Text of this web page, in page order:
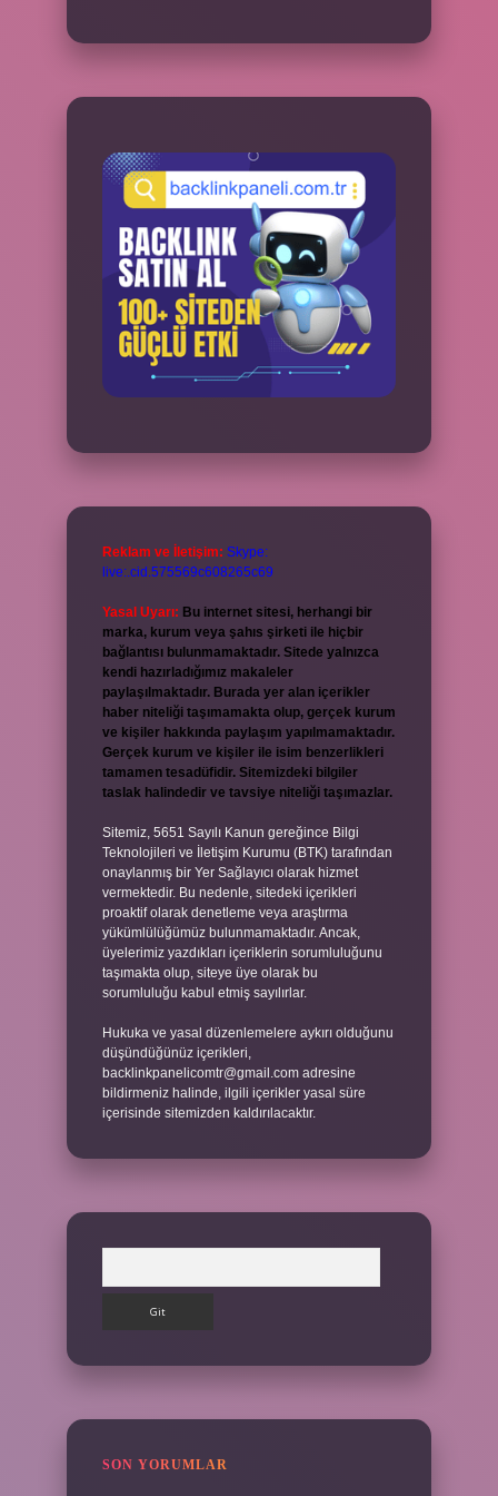
Reklam ve İletişim: Skype:
live:.cid.575569c608265c69
Yasal Uyarı: Bu internet sitesi, herhangi bir
marka, kurum veya şahıs şirketi ile hiçbir
bağlantısı bulunmamaktadır. Sitede yalnızca
kendi hazırladığımız makaleler
paylaşılmaktadır. Burada yer alan içerikler
haber niteliği taşımamakta olup, gerçek kurum
ve kişiler hakkında paylaşım yapılmamaktadır.
Gerçek kurum ve kişiler ile isim benzerlikleri
tamamen tesadüfidir. Sitemizdeki bilgiler
taslak halindedir ve tavsiye niteliği taşımazlar.
Sitemiz, 5651 Sayılı Kanun gereğince Bilgi
Teknolojileri ve İletişim Kurumu (BTK) tarafından
onaylanmış bir Yer Sağlayıcı olarak hizmet
vermektedir. Bu nedenle, sitedeki içerikleri
proaktif olarak denetleme veya araştırma
yükümlülüğümüz bulunmamaktadır. Ancak,
üyelerimiz yazdıkları içeriklerin sorumluluğunu
taşımakta olup, siteye üye olarak bu
sorumluluğu kabul etmiş sayılırlar.
Hukuka ve yasal düzenlemelere aykırı olduğunu
düşündüğünüz içerikleri,
backlinkpanelicomtr@gmail.com adresine
bildirmeniz halinde, ilgili içerikler yasal süre
içerisinde sitemizden kaldırılacaktır.
SON YORUMLAR